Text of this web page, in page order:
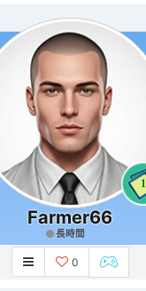
1
Farmer66
長時間
0